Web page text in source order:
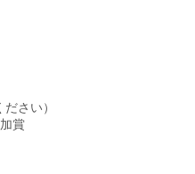
さい）
賞